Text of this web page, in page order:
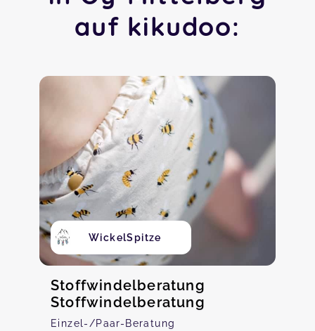
auf kikudoo:
WickelSpitze
Stoffwindelberatung
Stoffwindelberatung
Einzel-/Paar-Beratung